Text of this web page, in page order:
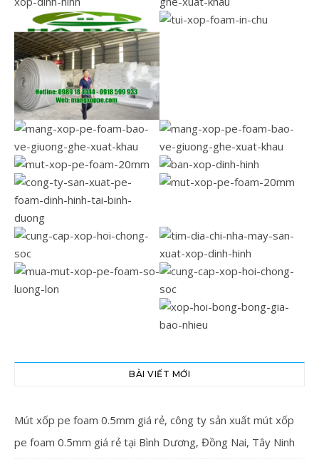
BÀI VIẾT MỚI
Mút xốp pe foam 0.5mm giá rẻ, công ty sản xuất mút xốp
pe foam 0.5mm giá rẻ tại Bình Dương, Đồng Nai, Tây Ninh